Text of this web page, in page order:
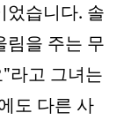
었습니다. 솔
림을 주는 무
라고 그녀는
도 다른 사